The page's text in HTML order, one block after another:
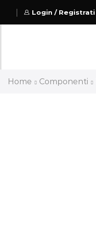
Login / Registrati
Home Componenti